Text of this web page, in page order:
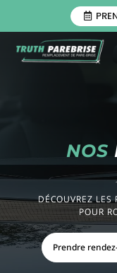
NOS
DÉCOUVREZ LES
POUR
Prendre